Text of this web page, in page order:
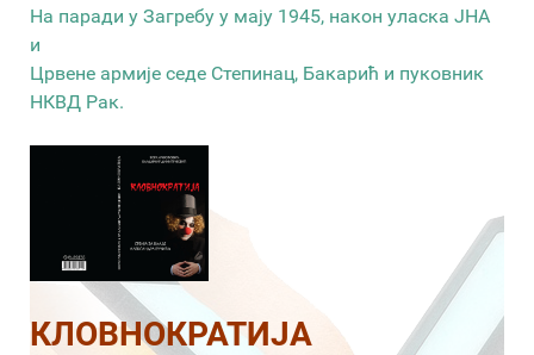
На паради у Загребу у мају 1945, након уласка ЈНА
и
Црвене армије седе Степинац, Бакарић и пуковник
НКВД Рак.
КЛОВНОКРАТИЈА